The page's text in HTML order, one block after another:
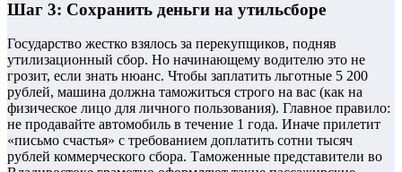
Шаг 3: Сохранить деньги на утильсборе
Государство жестко взялось за перекупщиков, подняв
утилизационный сбор. Но начинающему водителю это не
грозит, если знать нюанс. Чтобы заплатить льготные 5 200
рублей, машина должна таможиться строго на вас (как на
физическое лицо для личного пользования). Главное правило:
не продавайте автомобиль в течение 1 года. Иначе прилетит
«письмо счастья» с требованием доплатить сотни тысяч
рублей коммерческого сбора. Таможенные представители во